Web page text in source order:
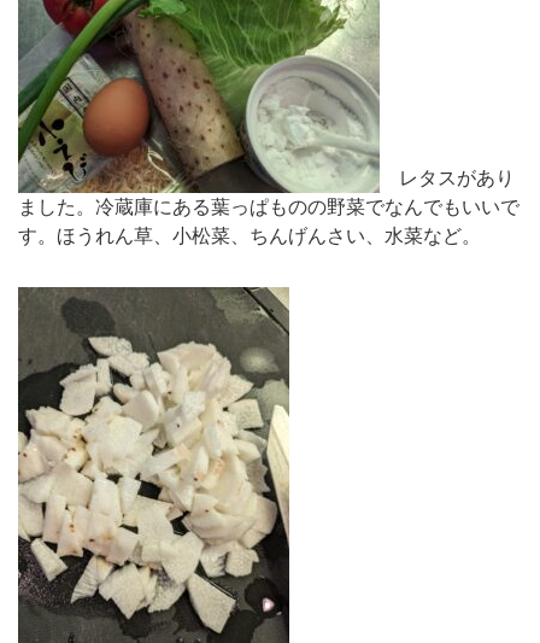
レタスがあり
ました。冷蔵庫にある葉っぱものの野菜でなんでもいいで
す。ほうれん草、小松菜、ちんげんさい、水菜など。